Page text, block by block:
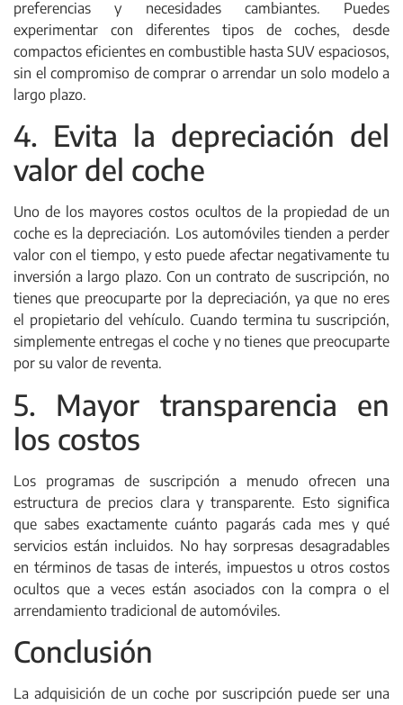
preferencias y necesidades cambiantes. Puedes
experimentar con diferentes tipos de coches, desde
compactos eficientes en combustible hasta SUV espaciosos,
sin el compromiso de comprar o arrendar un solo modelo a
largo plazo.
4. Evita la depreciación del
valor del coche
Uno de los mayores costos ocultos de la propiedad de un
coche es la depreciación. Los automóviles tienden a perder
valor con el tiempo, y esto puede afectar negativamente tu
inversión a largo plazo. Con un contrato de suscripción, no
tienes que preocuparte por la depreciación, ya que no eres
el propietario del vehículo. Cuando termina tu suscripción,
simplemente entregas el coche y no tienes que preocuparte
por su valor de reventa.
5. Mayor transparencia en
los costos
Los programas de suscripción a menudo ofrecen una
estructura de precios clara y transparente. Esto significa
que sabes exactamente cuánto pagarás cada mes y qué
servicios están incluidos. No hay sorpresas desagradables
en términos de tasas de interés, impuestos u otros costos
ocultos que a veces están asociados con la compra o el
arrendamiento tradicional de automóviles.
Conclusión
La adquisición de un coche por suscripción puede ser una